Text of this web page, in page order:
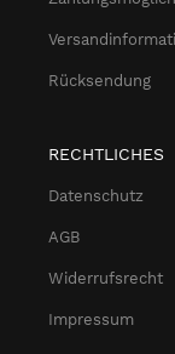
Rücksendung
RECHTLICHES
Datenschutz
AGB
Widerrufsrecht
Impressum